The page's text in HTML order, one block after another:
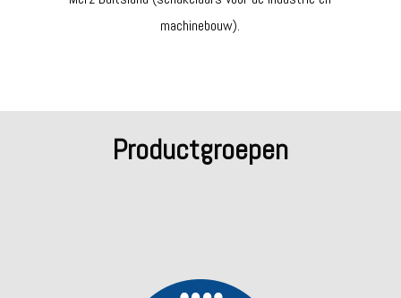
machinebouw).
Productgroepen